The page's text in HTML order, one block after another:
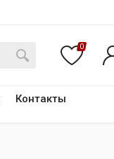
Контакты
0